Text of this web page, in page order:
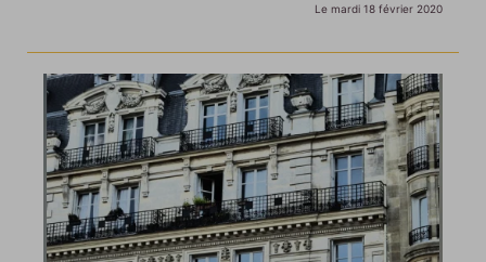
Le mardi 18 février 2020